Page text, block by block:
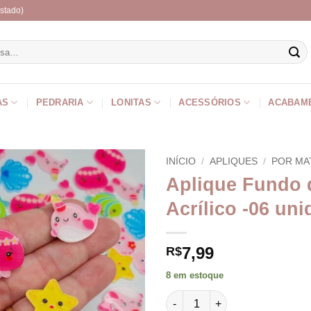
PEDRARIA LONITAS ACESSÓRIOS
INÍCIO / APLIQUES / POR
Aplique Fundo
Acrílico -06
R$7,99
8 em estoque
Aplique Fundo do Mar